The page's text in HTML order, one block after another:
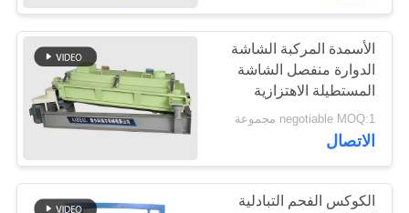
الشاشة الملتوية
الاهتزاز
91
الأسمدة المركبة الشاشة
الدوارة منفصل الشاشة
المستطيلة الاهتزازية
negotiable MOQ:1 مجموعة
الاتصال
الكوكس الفحم التبادلية